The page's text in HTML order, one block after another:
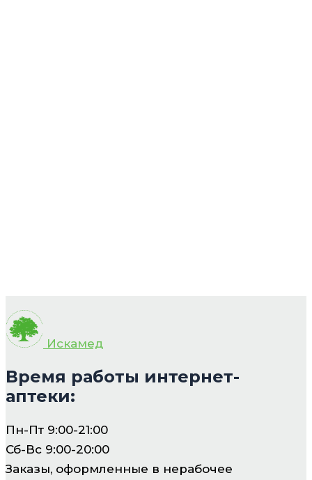
Искамед
Время работы интернет-
аптеки:
Пн-Пт 9:00-21:00
Сб-Вс 9:00-20:00
Заказы, оформленные в нерабочее